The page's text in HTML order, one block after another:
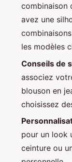
combinaison
avez une
les modèles
Conseils de
associez
blouson en
choisissez
pour un look
ceinture ou